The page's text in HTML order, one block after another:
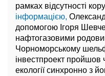
рамках відсутності
інформацією,
допомогою Ігоря
нафтогазовими
Чорноморському
інвестпроект пройшов
екології синхронно з